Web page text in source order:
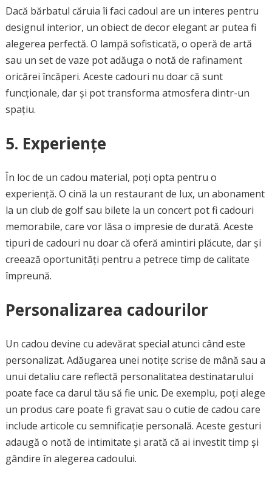
Dacă bărbatul căruia îi faci cadoul are un interes pentru
designul interior, un obiect de decor elegant ar putea fi
alegerea perfectă. O lampă sofisticată, o operă de artă
sau un set de vaze pot adăuga o notă de rafinament
oricărei încăperi. Aceste cadouri nu doar că sunt
funcționale, dar și pot transforma atmosfera dintr-un
spațiu.
5. Experiențe
În loc de un cadou material, poți opta pentru o
experiență. O cină la un restaurant de lux, un abonament
la un club de golf sau bilete la un concert pot fi cadouri
memorabile, care vor lăsa o impresie de durată. Aceste
tipuri de cadouri nu doar că oferă amintiri plăcute, dar și
creează oportunități pentru a petrece timp de calitate
împreună.
Personalizarea cadourilor
Un cadou devine cu adevărat special atunci când este
personalizat. Adăugarea unei notițe scrise de mână sau a
unui detaliu care reflectă personalitatea destinatarului
poate face ca darul tău să fie unic. De exemplu, poți alege
un produs care poate fi gravat sau o cutie de cadou care
include articole cu semnificație personală. Aceste gesturi
adaugă o notă de intimitate și arată că ai investit timp și
gândire în alegerea cadoului.